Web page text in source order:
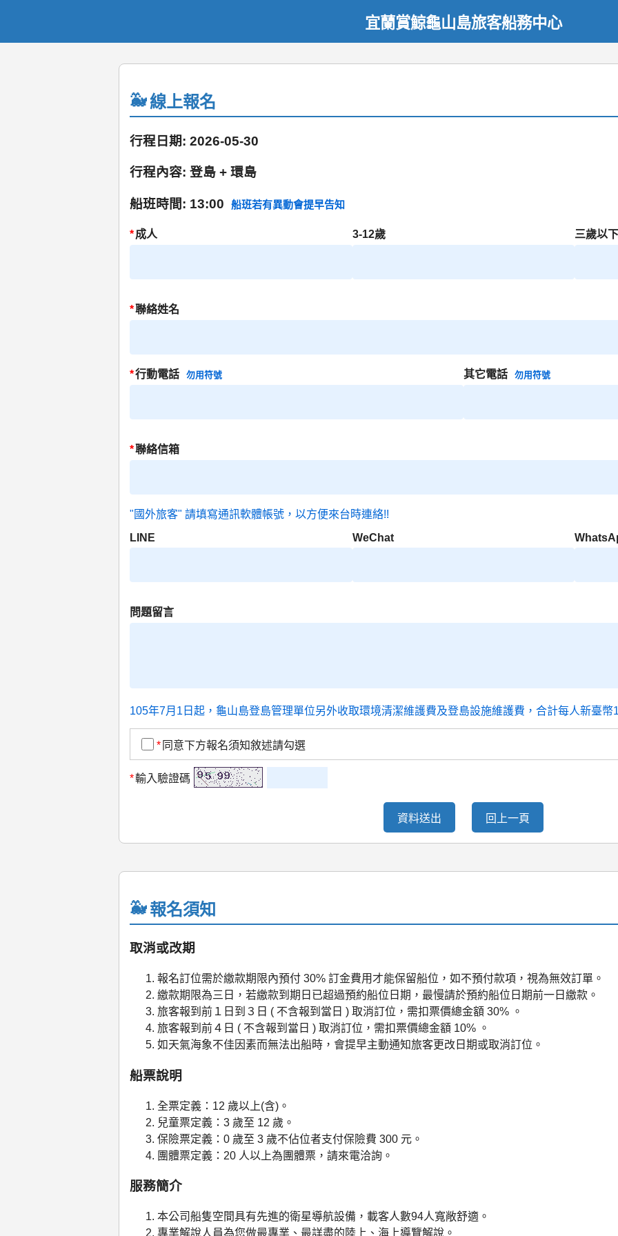
宜蘭賞鯨龜山島旅客船務中心
線上報名
行程日期: 2026-05-30
行程內容: 登島 + 環島
船班時間: 13:00 船班若有異動會提早告知
*成人 3-12歲 三歲以
*聯絡姓名
*行動電話 勿用符號 其它電話 勿用符號
*聯絡信箱
"國外旅客" 請填寫通訊軟體帳號，以方便來台時連絡!!
LINE
WeChat
問題留言
105年7月1日起，龜山島登島管理單位另外收取環境清潔維護費及登島設施維護費，合計每人新臺幣
* 同意下方報名須知敘述請勾選
*輸入驗證碼
資料送出 回上一頁
報名須知
取消或改期
報名訂位需於繳款期限內預付 30% 訂金費用才能保留船位，如不預付款項，視為無效訂單。
繳款期限為三日，若繳款到期日已超過預約船位日期，最慢請於預約船位日期前一日繳款。
旅客報到前１日到３日 ( 不含報到當日 ) 取消訂位，需扣票價總金額 30% 。
旅客報到前４日 ( 不含報到當日 ) 取消訂位，需扣票價總金額 10% 。
如天氣海象不佳因素而無法出船時，會提早主動通知旅客更改日期或取消訂位。
船票說明
全票定義：12 歲以上(含)。
兒童票定義：3 歲至 12 歲。
保險票定義：0 歲至 3 歲不佔位者支付保險費 300 元。
團體票定義：20 人以上為團體票，請來電洽詢。
服務簡介
本公司船隻空間具有先進的衛星導航設備，載客人數94人寬敞舒適。
專業解說人員為您做最專業、最詳盡的陸上、海上導覽解說。